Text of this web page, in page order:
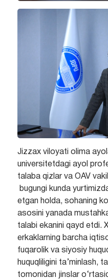
Jizzax viloyati olima
universitetdagi ayol
talaba qizlar va OAV
bugungi kunda
etgan holda, sohaning
asosini yanada
talabi ekanini qayd etdi.
erkaklarning barcha
fuqarolik va siyosiy
huquqliligini ta’minlash,
tomonidan jinslar